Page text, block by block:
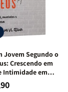
Teológica
Penkal
Jovem Segundo o
Crescendo em
Intimidade em